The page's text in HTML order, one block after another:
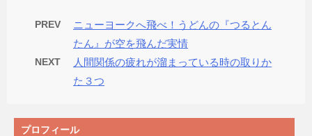
PREV
ニューヨークへ飛べ！うどんの『つるとん
たん』が空を飛んだ実情
NEXT
人間関係の疲れが溜まっている時の取りか
た３つ
プロフィール